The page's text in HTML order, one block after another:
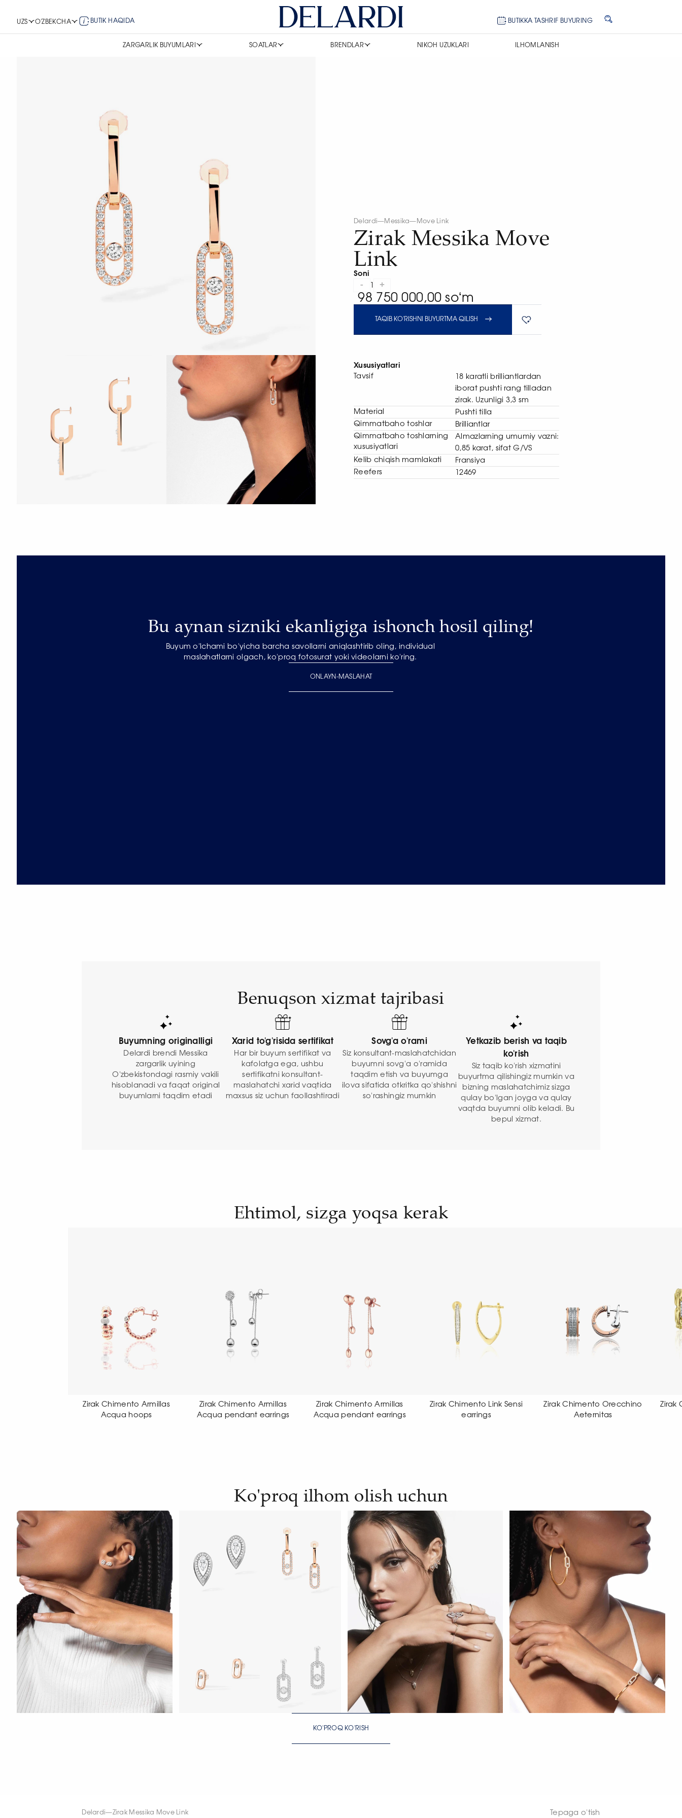
UZS O'ZBEKCHA BUTIK HAQIDA BUTIKKA TASHRIF BUYURING
ZARGARLIK BUYUMLARI SOATLAR BRENDLAR NIKOH UZUKLARI ILHOMLANISH
Delardi—Messika— Move Link
Zirak Messika Move
Link
Soni
- +
98 750 000,00 soʻm
TAQIB KO'RISHNI BUYURTMA QILISH
Xususiyatlari
Tavsif
18 karatli brilliantlardan
iborat pushti rang tilladan
zirak. Uzunligi 3,3 sm
Material
Pushti tilla
Qimmatbaho toshlar
Brilliantlar
Qimmatbaho toshlarning
xususiyatlari
Almazlarning umumiy vazni:
0,85 karat, sifat G/VS
Kelib chiqish mamlakati
Fransiya
Reefers
12469
Bu aynan sizniki ekanligiga ishonch hosil qiling!
Buyum o'lchami bo'yicha barcha savollarni aniqlashtirib oling, individual
maslahatlarni olgach, ko'proq fotosurat yoki videolarni ko'ring.
ONLAYN-MASLAHAT
Benuqson xizmat tajribasi
Buyumning originalligi
Delardi brendi Messika
zargarlik uyining
O'zbekistondagi rasmiy vakili
hisoblanadi va faqat original
buyumlarni taqdim etadi
Xarid to'g'risida sertifikat
Har bir buyum sertifikat va
kafolatga ega, ushbu
sertifikatni konsultant-
maslahatchi xarid vaqtida
maxsus siz uchun faollashtiradi
Sovg'a o'rami
Siz konsultant-maslahatchidan
buyumni sovg'a o'ramida
taqdim etish va buyumga
ilova sifatida otkritka qo'shishni
so'rashingiz mumkin
Yetkazib berish va taqib
ko'rish
Siz taqib ko'rish xizmatini
buyurtma qilishingiz mumkin va
bizning maslahatchimiz sizga
qulay bo'lgan joyga va qulay
vaqtda buyumni olib keladi. Bu
bepul xizmat.
Ehtimol, sizga yoqsa kerak
Zirak Chimento Armillas
Acqua pendant earrings
Zirak Chimento Armillas
Acqua pendant earrings
Zirak Chimento Link Sensi
earrings
Zirak Chimento Orecchino
Aeternitas
Zirak Chimento Orecchino
X-tend
Ko'proq ilhom olish uchun
KO'PROQ KO'RISH
Delardi—Zirak Messika Move Link Tepaga o'tish